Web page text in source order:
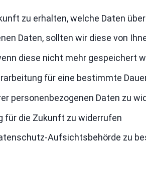
zu erhalten, welche Daten
Daten, sollten wir diese von
diese nicht mehr gespeichert
für eine bestimmte
personenbezogenen Daten zu
für die Zukunft zu widerrufen
Aufsichtsbehörde zu